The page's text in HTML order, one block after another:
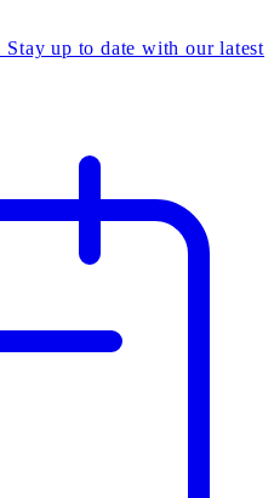
up to date with our latest